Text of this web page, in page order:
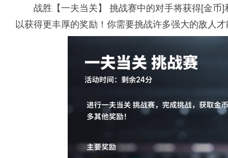
战胜【一夫当关】 挑战赛中的对手将获得[金
以获得更丰厚的奖励！你需要挑战许多强大的敌人